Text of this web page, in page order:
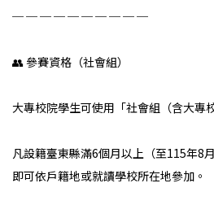
─ ─ ─ ─ ─ ─ ─ ─ ─ ─
👥 參賽資格（社會組）
大專校院學生可使用「社會組（含大專
凡設籍臺東縣滿6個月以上（至115年8
即可依戶籍地或就讀學校所在地參加。